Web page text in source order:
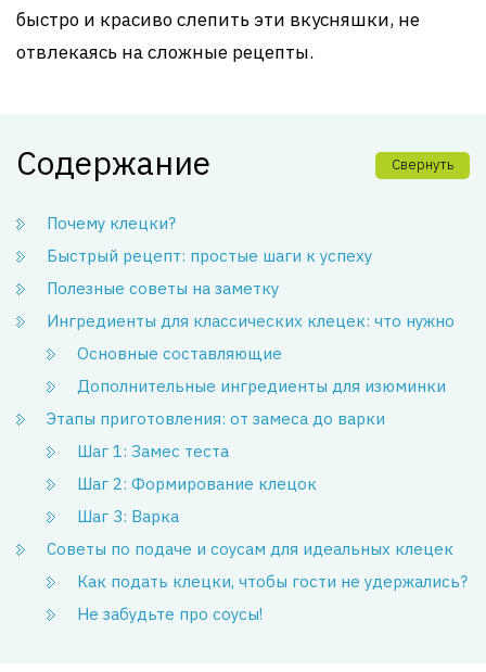
быстро и красиво слепить эти вкусняшки, не
отвлекаясь на сложные рецепты.
Содержание Свернуть
Почему клецки?
Быстрый рецепт: простые шаги к успеху
Полезные советы на заметку
Ингредиенты для классических клецек: что нужно
Основные составляющие
Дополнительные ингредиенты для изюминки
Этапы приготовления: от замеса до варки
Шаг 1: Замес теста
Шаг 2: Формирование клецок
Шаг 3: Варка
Советы по подаче и соусам для идеальных клецек
Как подать клецки, чтобы гости не удержались?
Не забудьте про соусы!